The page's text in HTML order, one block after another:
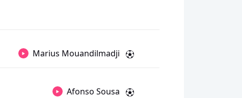
Marius Mouandilmadji
Afonso Sousa